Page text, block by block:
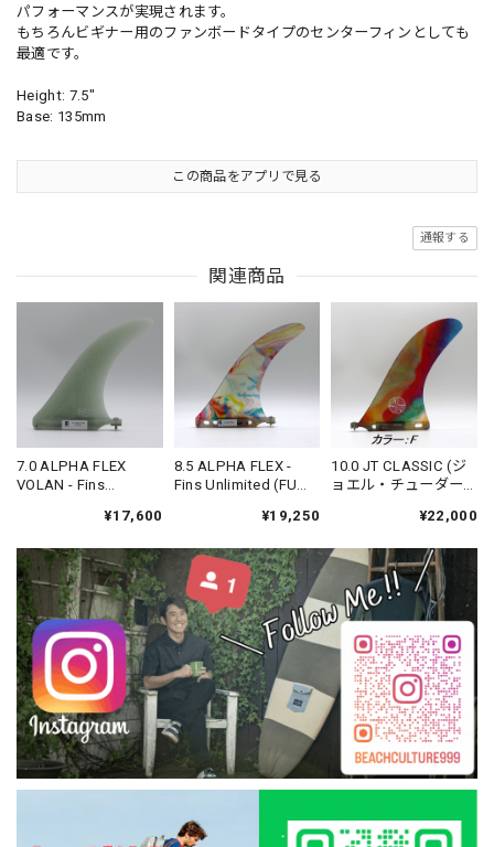
パフォーマンスが実現されます。
もちろんビギナー用のファンボードタイプのセンターフィンとしても
最適です。
Height: 7.5"
Base: 135mm
この商品をアプリで見る
通報する
関連商品
7.0 ALPHA FLEX
VOLAN - Fins
¥17,600
8.5 ALPHA FLEX -
Fins Unlimited (FU
¥19,250
10.0 JT CLASSIC (ジ
ョエル・チューダー
Unlimited (FU FIN)
¥22,000